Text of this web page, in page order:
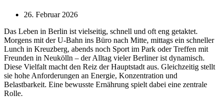
26. Februar 2026
Das Leben in Berlin ist vielseitig, schnell und oft eng getaktet.
Morgens mit der U-Bahn ins Büro nach Mitte, mittags ein schneller
Lunch in Kreuzberg, abends noch Sport im Park oder Treffen mit
Freunden in Neukölln – der Alltag vieler Berliner ist dynamisch.
Diese Vielfalt macht den Reiz der Hauptstadt aus. Gleichzeitig stellt
sie hohe Anforderungen an Energie, Konzentration und
Belastbarkeit. Eine bewusste Ernährung spielt dabei eine zentrale
Rolle.